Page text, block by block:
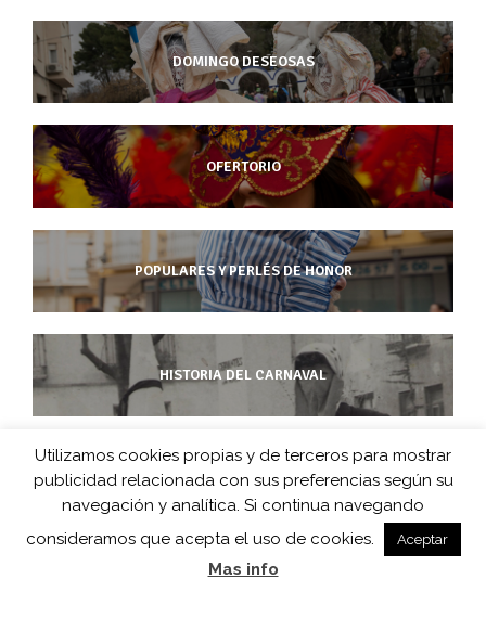
DOMINGO DESEOSAS
OFERTORIO
POPULARES Y PERLÉS DE HONOR
HISTORIA DEL CARNAVAL
CarnavaldeHerencia.es es la web de información de esta popular
fiesta manchega desarrollada por
Barco de Colegas y D.O. Carnaval de Herencia en colaboración
Utilizamos cookies propias y de terceros para mostrar
publicidad relacionada con sus preferencias según su
navegación y analítica. Si continua navegando
consideramos que acepta el uso de cookies.
Aceptar
Mas info